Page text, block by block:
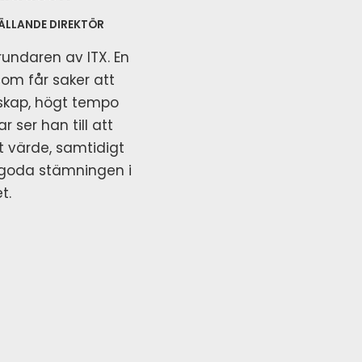
DIREKTÖR
av ITX. En
får saker att
högt tempo
ser han till att
värde, samtidigt
stämningen i